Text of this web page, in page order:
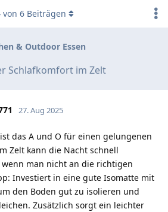
& Outdoor Essen
Schlafkomfort im Zelt
von 6Beiträgen
27. Aug 2025
das A und O für einen gelungenen
Zelt kann die Nacht schnell
man nicht an die richtigen
Investiert in eine gute Isomatte mit
den Boden gut zu isolieren und
Zusätzlich sorgt ein leichter